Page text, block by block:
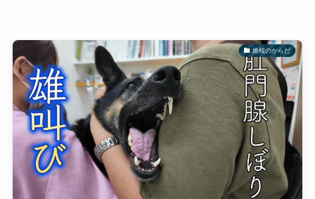
維桜のからだ